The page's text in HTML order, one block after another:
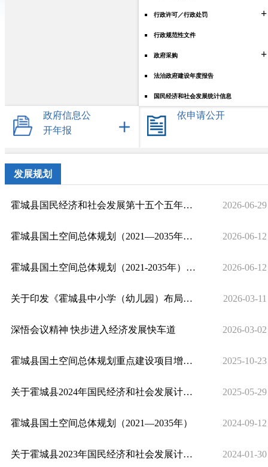
行政许可／行政处罚 +
行政规范性文件
政府采购 +
法治政府建设年度报告
国民经济和社会发展统计信息
政府信息公
开年报
依申请公开
发展规划
霍城县国民经济和社会发展第十五个五年规划纲要 2026-06-29
霍城县国土空间总体规划（2021—2035年）实施评估批前公示 2026-06-12
霍城县国土空间总体规划（2021-2035年）2025年度动态维护方案 2026-06-12
关于印发《霍城县中小学（幼儿园）布局调整规划方案（2026—2030年）》的通知 2026-03-11
深悟会议精神 快步进入经济发展快车道 2026-03-02
霍城县国土空间总体规划重点建设项目增补方案 2025-10-23
关于霍城县2024年国民经济和社会发展计划执行情况及2025年国民经济和社会发展计划草案的报告 2025-05-29
霍城县国土空间总体规划（2021—2035年） 2024-09-12
关于霍城县2023年国民经济和社会发展计划执行情况与2024年国民经济和社会发展计划（草案）的报告 2024-01-30